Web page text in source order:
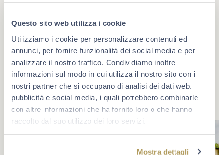
Questo sito web utilizza i cookie
Utilizziamo i cookie per personalizzare contenuti ed
annunci, per fornire funzionalità dei social media e per
analizzare il nostro traffico. Condividiamo inoltre
informazioni sul modo in cui utilizza il nostro sito con i
nostri partner che si occupano di analisi dei dati web,
pubblicità e social media, i quali potrebbero combinarle
con altre informazioni che ha fornito loro o che hanno
raccolto dal suo utilizzo dei loro servizi.
Mostra dettagli
Che cosa rende un momento unico? A volte è un evento,
oppure un traguardo. Più spesso è la compagnia giusta e
la voglia di star bene insieme. Scopri Berlucchi sui
social.